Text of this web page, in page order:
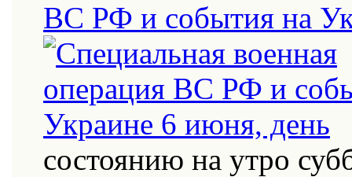
ВС РФ и события на
состоянию на утро